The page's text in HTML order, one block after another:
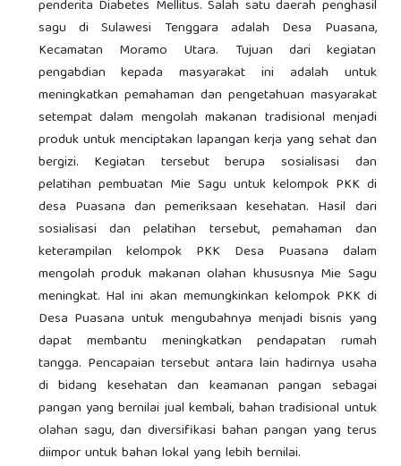
penderita Diabetes Mellitus. Salah satu daerah penghasil
sagu di Sulawesi Tenggara adalah Desa Puasana,
Kecamatan Moramo Utara. Tujuan dari kegiatan
pengabdian kepada masyarakat ini adalah untuk
meningkatkan pemahaman dan pengetahuan masyarakat
setempat dalam mengolah makanan tradisional menjadi
produk untuk menciptakan lapangan kerja yang sehat dan
bergizi. Kegiatan tersebut berupa sosialisasi dan
pelatihan pembuatan Mie Sagu untuk kelompok PKK di
desa Puasana dan pemeriksaan kesehatan. Hasil dari
sosialisasi dan pelatihan tersebut, pemahaman dan
keterampilan kelompok PKK Desa Puasana dalam
mengolah produk makanan olahan khususnya Mie Sagu
meningkat. Hal ini akan memungkinkan kelompok PKK di
Desa Puasana untuk mengubahnya menjadi bisnis yang
dapat membantu meningkatkan pendapatan rumah
tangga. Pencapaian tersebut antara lain hadirnya usaha
di bidang kesehatan dan keamanan pangan sebagai
pangan yang bernilai jual kembali, bahan tradisional untuk
olahan sagu, dan diversifikasi bahan pangan yang terus
diimpor untuk bahan lokal yang lebih bernilai.